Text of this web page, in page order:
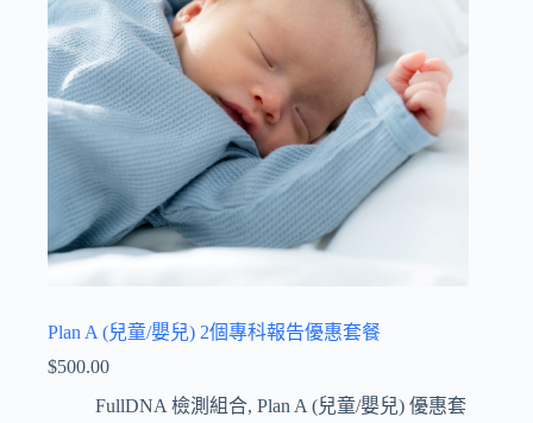
Plan A (兒童/嬰兒) 2個專科報告優惠套餐
$500.00
FullDNA 檢測組合, Plan A (兒童/嬰兒) 優惠套